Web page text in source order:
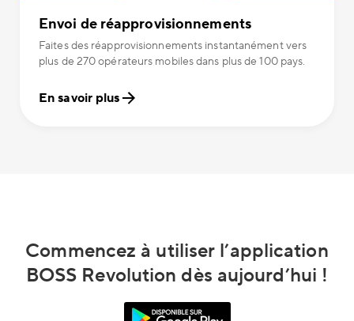
Envoi de réapprovisionnements
Faites des réapprovisionnements instantanément vers
plus de 270 opérateurs mobiles dans plus de 100 pays.
En savoir plus
Commencez à utiliser l’application
BOSS Revolution dès aujourd’hui !